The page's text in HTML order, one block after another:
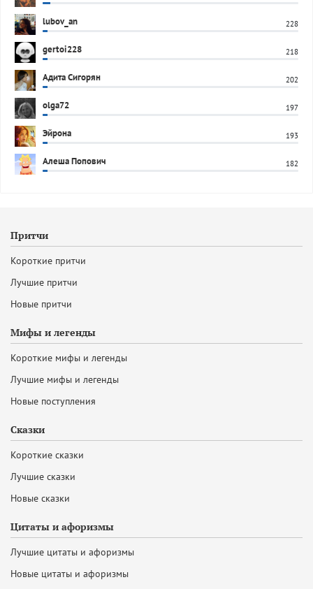
lubov_an 228
gertoi228 218
Адита Сигорян 202
olga72 197
Эйрона 193
Алеша Попович 182
Притчи
Короткие притчи
Лучшие притчи
Новые притчи
Мифы и легенды
Короткие мифы и легенды
Лучшие мифы и легенды
Новые поступления
Сказки
Короткие сказки
Лучшие сказки
Новые сказки
Цитаты и афоризмы
Лучшие цитаты и афоризмы
Новые цитаты и афоризмы